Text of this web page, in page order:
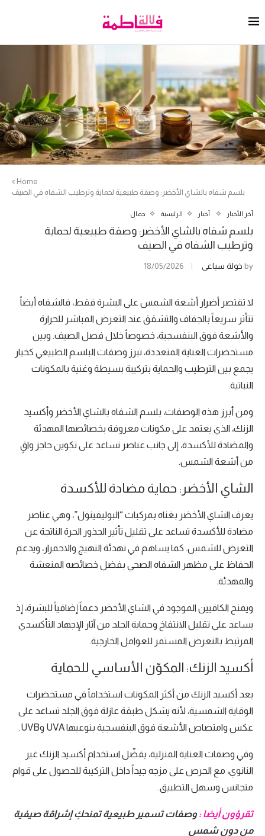
Home
»
بلسم شفاه بالشاي الأخضر: وصفة طبيعية لحماية وترطيب الشفاه في الصيف
آخر الأخبار أخبار الرئيسية جمال
بلسم شفاه بالشاي الأخضر: وصفة طبيعية لحماية
وترطيب الشفاه في الصيف
by خولة سباعي 18/05/2026
لا تقتصر أضرار أشعة الشمس على البشرة فقط، فالشفاه أيضاً
تتأثر سريعاً بالجفاف والتشقق عند التعرض المباشر للحرارة
والأشعة فوق البنفسجية، خصوصاً خلال فصل الصيف. وبين
مستحضرات العناية المتعددة، تبرز وصفات البلسم الطبيعي كخيار
يجمع بين الترطيب والحماية بتركيبة بسيطة وغنية بالمكونات
النباتية.
ومن أبرز هذه الوصفات، بلسم الشفاه بالشاي الأخضر وأكسيد
الزنك، الذي يعتمد على مكونات معروفة بخصائصها المهدئة
والمضادة للأكسدة، إلى جانب عناصر تساعد على تكوين حاجز واقٍ
من أشعة الشمس.
الشاي الأخضر: حماية مضادة للأكسدة
يعرف الشاي الأخضر بغناه بمركبات “البوليفينول”، وهي عناصر
مضادة للأكسدة تساعد على تقليل تأثير الجذور الحرة الناتجة عن
التعرض للشمس. كما يساهم في تهدئة التهيج والاحمرار، ويدعم
الحفاظ على مظهر الشفاه الصحي بفضل خصائصه المنعشة
والمهدئة.
ويمنح الكافيين الموجود في الشاي الأخضر دعماً إضافياً للبشرة، إذ
يساعد على تقليل الانتفاخ وحماية الجلد من آثار الإجهاد التأكسدي
المرتبط بالتعرض المستمر للعوامل الخارجية.
أكسيد الزنك: المكوّن الأساسي للحماية
يعد أكسيد الزنك من أكثر المكونات استخداماً في مستحضرات
الوقاية الشمسية، لأنه يشكل طبقة عازلة فوق الجلد تساعد على
عكس وامتصاص الأشعة فوق البنفسجية بنوعيها UVA وUVB.
وفي وصفات العناية المنزلية، يفضّل استخدام أكسيد الزنك غير
النانوي، مع الحرص على مزجه جيداً داخل التركيبة للحصول على قوام
متجانس وسهل التطبيق.
تقرؤون أيضا : وصفات تسمير طبيعية تمنحكِ إشراقة صيفية
من دون شمس